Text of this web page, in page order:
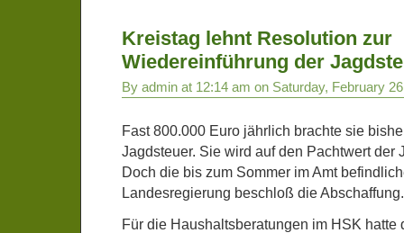
Kreistag lehnt Resolution zur
Wiedereinführung der
By admin at 12:14 am on Saturday, February
Fast 800.000 Euro jährlich brachte sie
Jagdsteuer. Sie wird auf den Pachtwert der
Doch die bis zum Sommer im Amt
Landesregierung beschloß die Abschaffung.
Für die Haushaltsberatungen im HSK hatte